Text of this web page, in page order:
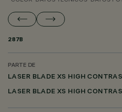
287B
PARTE DE
LASER BLADE XS HIGH